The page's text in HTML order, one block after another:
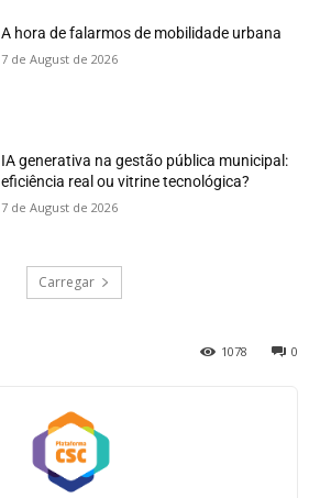
A hora de falarmos de mobilidade urbana
7 de August de 2026
IA generativa na gestão pública municipal:
eficiência real ou vitrine tecnológica?
7 de August de 2026
Carregar
0
1078